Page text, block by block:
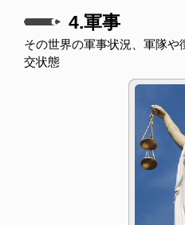
4.軍事
その世界の軍事状況、軍隊
交状態